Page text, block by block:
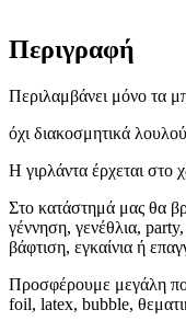
Περιγραφή
Περιλαμβάνει μόνο τα
όχι διακοσμητικά
Η γιρλάντα έρχεται στο
Στο κατάστημά μας θα
γέννηση, γενέθλια,
βάφτιση, εγκαίνια ή
Προσφέρουμε μεγάλη
foil, latex, bubble,